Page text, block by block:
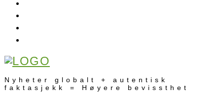
Nyheter globalt + autentisk
faktasjekk = Høyere bevissthet